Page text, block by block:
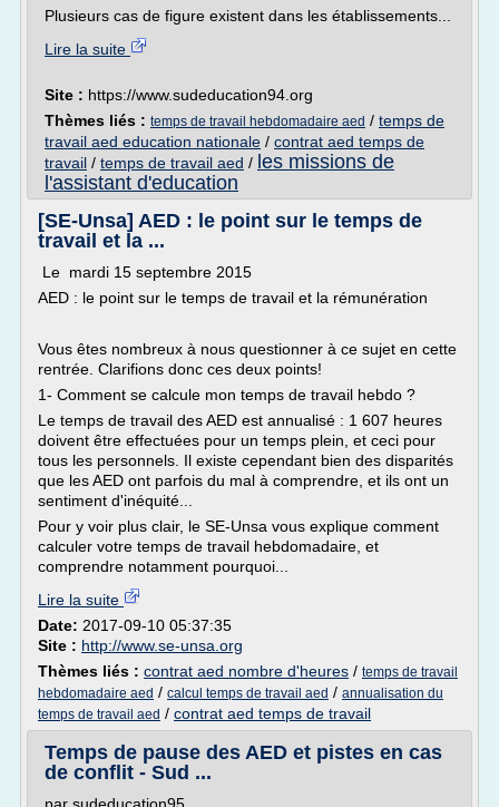
Plusieurs cas de figure existent dans les établissements...
Lire la suite
Site : https://www.sudeducation94.org
Thèmes liés : temps de travail hebdomadaire aed / temps de
travail aed education nationale / contrat aed temps de
travail / temps de travail aed / les missions de
l'assistant d'education
[SE-Unsa] AED : le point sur le temps de
travail et la ...
Le mardi 15 septembre 2015
AED : le point sur le temps de travail et la rémunération
Vous êtes nombreux à nous questionner à ce sujet en cette
rentrée. Clarifions donc ces deux points!
1- Comment se calcule mon temps de travail hebdo ?
Le temps de travail des AED est annualisé : 1 607 heures
doivent être effectuées pour un temps plein, et ceci pour
tous les personnels. Il existe cependant bien des disparités
que les AED ont parfois du mal à comprendre, et ils ont un
sentiment d'inéquité...
Pour y voir plus clair, le SE-Unsa vous explique comment
calculer votre temps de travail hebdomadaire, et
comprendre notamment pourquoi...
Lire la suite
Date: 2017-09-10 05:37:35
Site : http://www.se-unsa.org
Thèmes liés : contrat aed nombre d'heures / temps de travail
hebdomadaire aed / calcul temps de travail aed / annualisation du
temps de travail aed / contrat aed temps de travail
Temps de pause des AED et pistes en cas
de conflit - Sud ...